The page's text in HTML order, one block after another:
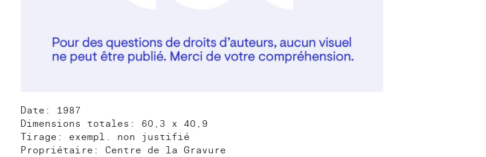
Date: 1987
Dimensions totales: 60,3 x 40,9
Tirage: exempl. non justifié
Propriétaire: Centre de la Gravure